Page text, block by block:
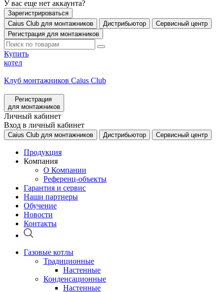
У вас еще нет аккаунта?
Зарегистрироваться
Caius Club для монтажников
Дистрибьютор
Сервисный центр
Регистрация для монтажников
Купить
котел
Клуб монтажников Caius Club
Регистрация
для монтажников
Личный кабинет
Вход в личный кабинет
Caius Club для монтажников Дистрибьютор Сервисный центр
Продукция
Компания
О Компании
Референц-объекты
Гарантия и сервис
Наши партнеры
Обучение
Новости
Контакты
Газовые котлы
Традиционные
Настенные
Конденсационные
Настенные